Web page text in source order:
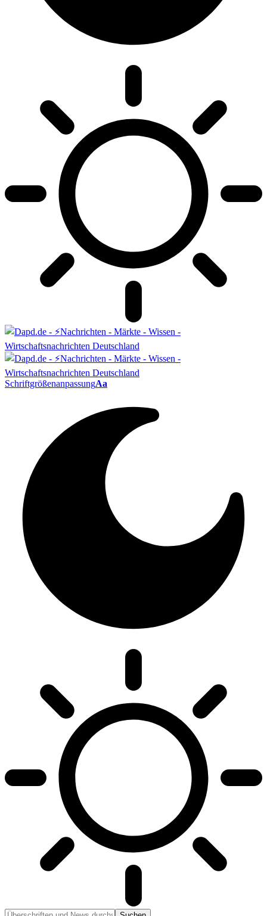
SchriftgrößenanpassungAa